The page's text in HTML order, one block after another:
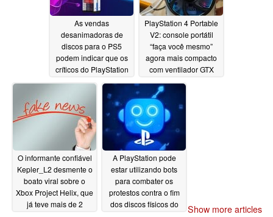
As vendas
desanimadoras de
discos para o PS5
podem indicar que os
críticos do PlayStation
não estão comprando
07/21/2026
PlayStation 4 Portable
V2: console portátil
“faça você mesmo”
agora mais compacto
com ventilador GTX
75007/21/2026
O informante confiável
Kepler_L2 desmente o
boato viral sobre o
Xbox Project Helix, que
já teve mais de 2
A PlayStation pode
estar utilizando bots
para combater os
protestos contra o fim
dos discos físicos do
Show more articles